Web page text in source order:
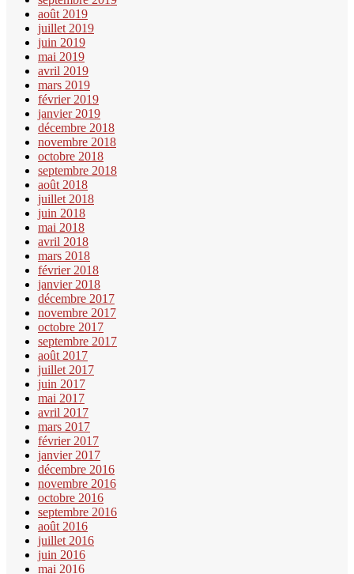
août 2019
juillet 2019
juin 2019
mai 2019
avril 2019
mars 2019
février 2019
janvier 2019
décembre 2018
novembre 2018
octobre 2018
septembre 2018
août 2018
juillet 2018
juin 2018
mai 2018
avril 2018
mars 2018
février 2018
janvier 2018
décembre 2017
novembre 2017
octobre 2017
septembre 2017
août 2017
juillet 2017
juin 2017
mai 2017
avril 2017
mars 2017
février 2017
janvier 2017
décembre 2016
novembre 2016
octobre 2016
septembre 2016
août 2016
juillet 2016
juin 2016
mai 2016